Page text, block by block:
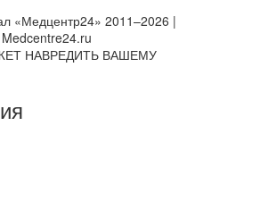
«Медцентр24» 2011–2026 |
НАВРЕДИТЬ ВАШЕМУ